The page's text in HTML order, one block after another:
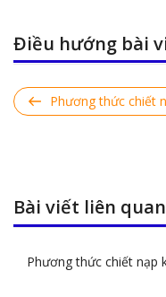
Điều hướng bài
Previous
Post
Phương thức chiết
Bài viết liên quan
Phương thức chiết nạp